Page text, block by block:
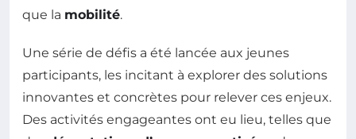
que la mobilité.
Une série de défis a été lancée aux jeunes
participants, les incitant à explorer des solutions
innovantes et concrètes pour relever ces enjeux.
Des activités engageantes ont eu lieu, telles que